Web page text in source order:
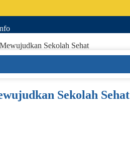
Sekolah Sehat
Sekolah Sehat